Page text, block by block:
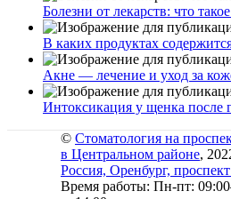
Болезни от лекарств: что
В каких продуктах
Акне — лечение и уход за
Интоксикация у щенка после
© Стоматология на
в Центральном районе,
Россия, Оренбург,
Время работы: Пн-пт: